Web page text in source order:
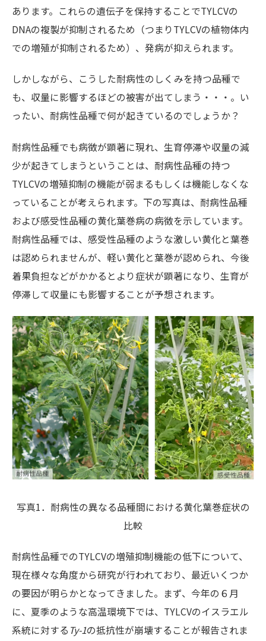
あります。これらの遺伝子を保持することでTYLCVの
DNAの複製が抑制されるため（つまりTYLCVの植物体内
での増殖が抑制されるため）、発病が抑えられます。
しかしながら、こうした耐病性のしくみを持つ品種で
も、収量に影響するほどの被害が出てしまう・・・。い
ったい、耐病性品種で何が起きているのでしょうか？
耐病性品種でも病徴が顕著に現れ、生育停滞や収量の減
少が起きてしまうということは、耐病性品種の持つ
TYLCVの増殖抑制の機能が弱まるもしくは機能しなくな
っていることが考えられます。下の写真は、耐病性品種
および感受性品種の黄化葉巻病の病徴を示しています。
耐病性品種では、感受性品種のような激しい黄化と葉巻
は認められませんが、軽い黄化と葉巻が認められ、今後
着果負担などがかかるとより症状が顕著になり、生育が
停滞して収量にも影響することが予想されます。
写真1．耐病性の異なる品種間における黄化葉巻症状の
比較
耐病性品種でのTYLCVの増殖抑制機能の低下について、
現在様々な角度から研究が行われており、最近いくつか
の要因が明らかとなってきました。まず、今年の６月
に、夏季のような高温環境下では、TYLCVのイスラエル
系統に対する Ty-1の抵抗性が崩壊することが報告されま